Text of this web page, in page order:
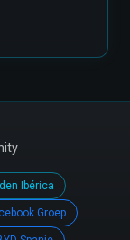
Ibérica
Groep